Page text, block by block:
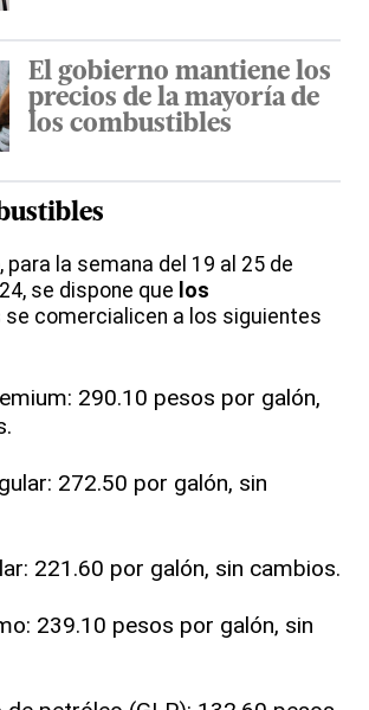
El gobierno mantiene los
precios de la mayoría de
los combustibles
para la semana del 19 al 25 de
se dispone que los
se comercialicen a los siguientes
290.10 pesos por galón,
272.50 por galón, sin
221.60 por galón, sin cambios.
239.10 pesos por galón, sin